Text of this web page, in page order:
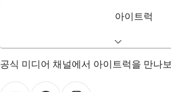
아이트럭
공식 미디어 채널에서 아이트럭을 만나